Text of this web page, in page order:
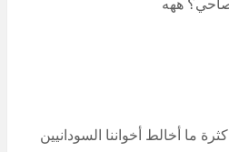
ما أخالط أخواننا السودانيين